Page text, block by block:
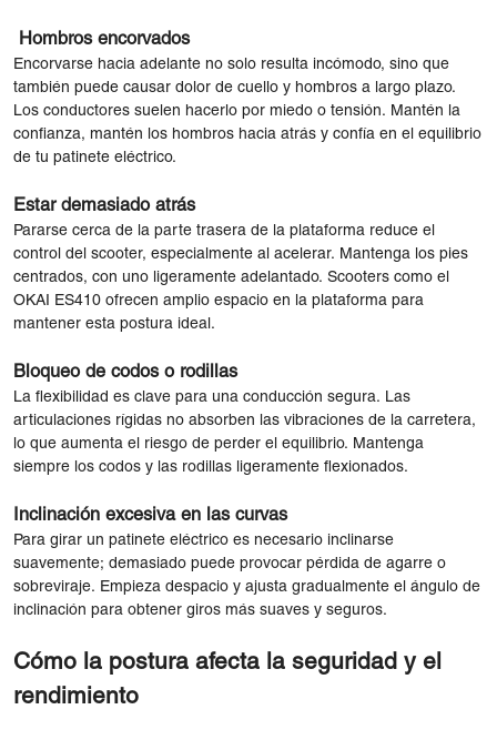
Hombros encorvados
Encorvarse hacia adelante no solo resulta incómodo, sino que
también puede causar dolor de cuello y hombros a largo plazo.
Los conductores suelen hacerlo por miedo o tensión. Mantén la
confianza, mantén los hombros hacia atrás y confía en el equilibrio
de tu patinete eléctrico.
Estar demasiado atrás
Pararse cerca de la parte trasera de la plataforma reduce el
control del scooter, especialmente al acelerar. Mantenga los pies
centrados, con uno ligeramente adelantado. Scooters como el
OKAI ES410 ofrecen amplio espacio en la plataforma para
mantener esta postura ideal.
Bloqueo de codos o rodillas
La flexibilidad es clave para una conducción segura. Las
articulaciones rígidas no absorben las vibraciones de la carretera,
lo que aumenta el riesgo de perder el equilibrio. Mantenga
siempre los codos y las rodillas ligeramente flexionados.
Inclinación excesiva en las curvas
Para girar un patinete eléctrico es necesario inclinarse
suavemente; demasiado puede provocar pérdida de agarre o
sobreviraje. Empieza despacio y ajusta gradualmente el ángulo de
inclinación para obtener giros más suaves y seguros.
Cómo la postura afecta la seguridad y el
rendimiento